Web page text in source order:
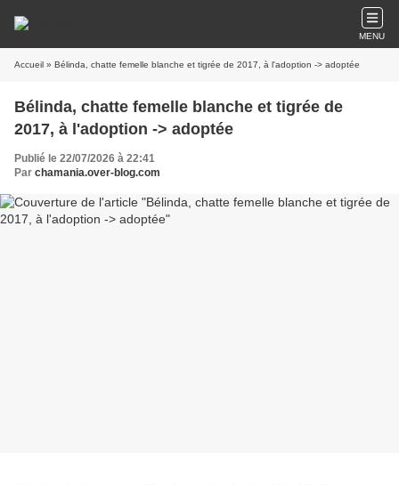
MENU
Accueil » Bélinda, chatte femelle blanche et tigrée de 2017, à l'adoption -> adoptée
Bélinda, chatte femelle blanche et tigrée de
2017, à l'adoption -> adoptée
Publié le 22/07/2026 à 22:41
Par chamania.over-blog.com